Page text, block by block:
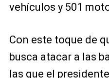
vehículos y 501
Con este toque de
busca atacar a las
las que el